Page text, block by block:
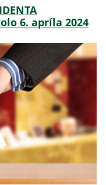
6. apríla 2024